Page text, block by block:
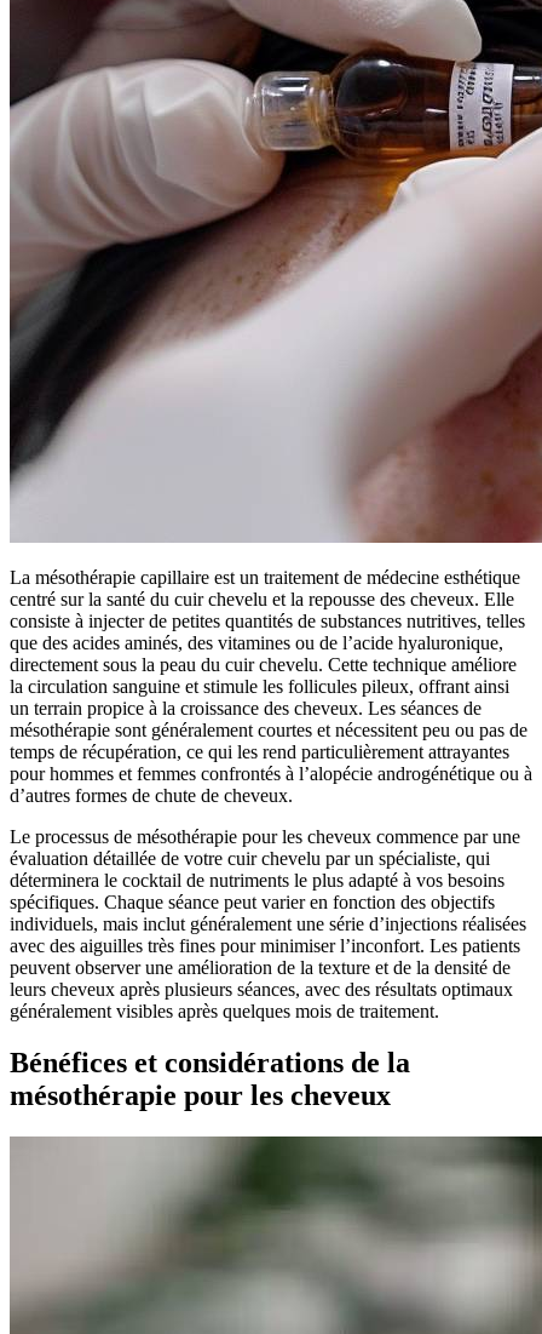
La mésothérapie capillaire est un traitement de médecine esthétique
centré sur la santé du cuir chevelu et la repousse des cheveux. Elle
consiste à injecter de petites quantités de substances nutritives, telles
que des acides aminés, des vitamines ou de l’acide hyaluronique,
directement sous la peau du cuir chevelu. Cette technique améliore
la circulation sanguine et stimule les follicules pileux, offrant ainsi
un terrain propice à la croissance des cheveux. Les séances de
mésothérapie sont généralement courtes et nécessitent peu ou pas de
temps de récupération, ce qui les rend particulièrement attrayantes
pour hommes et femmes confrontés à l’alopécie androgénétique ou à
d’autres formes de chute de cheveux.
Le processus de mésothérapie pour les cheveux commence par une
évaluation détaillée de votre cuir chevelu par un spécialiste, qui
déterminera le cocktail de nutriments le plus adapté à vos besoins
spécifiques. Chaque séance peut varier en fonction des objectifs
individuels, mais inclut généralement une série d’injections réalisées
avec des aiguilles très fines pour minimiser l’inconfort. Les patients
peuvent observer une amélioration de la texture et de la densité de
leurs cheveux après plusieurs séances, avec des résultats optimaux
généralement visibles après quelques mois de traitement.
Bénéfices et considérations de la
mésothérapie pour les cheveux